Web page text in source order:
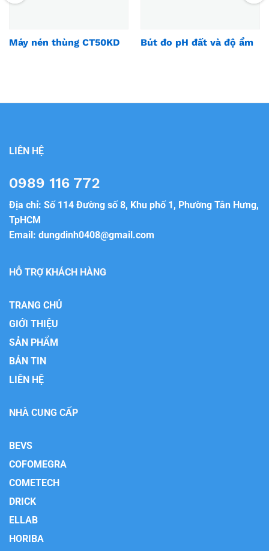
Máy nén thùng CT50KD Bút đo pH đất và độ ẩm
LIÊN HỆ
0989 116 772
Địa chỉ: Số 114 Đường số 8, Khu phố 1, Phường Tân Hưng,
TpHCM
Email: dungdinh0408@gmail.com
HỖ TRỢ KHÁCH HÀNG
TRANG CHỦ
GIỚI THIỆU
SẢN PHẨM
BẢN TIN
LIÊN HỆ
NHÀ CUNG CẤP
BEVS
COFOMEGRA
COMETECH
DRICK
ELLAB
HORIBA